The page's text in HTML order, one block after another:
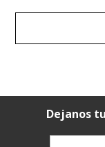
Dejanos